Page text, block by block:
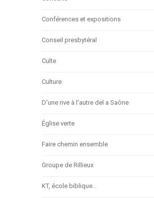
Conférences et expositions
Conseil presbytéral
Culte
Culture
D'une rive à l'autre del a Saône
Église verte
Faire chemin ensemble
Groupe de Rillieux
KT, école biblique…